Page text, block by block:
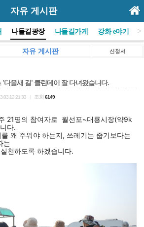
자유 게시판
나들길광장 나들길가게 강화 e야기 >
자유 게시판 신청서
'다을새 길' 클린데이 잘 다녀왔습니다.
21:33 조회 6149
21명의 참여자로 월선포~대룡시장(약9k
다.
왜 주워야 하는지, 쓰레기는 줍기보다는
는
천하도록 하겠습니다.